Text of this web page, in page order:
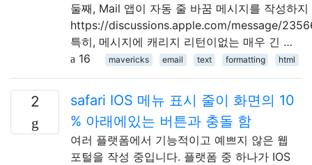
둘째, Mail 앱이 자동 줄 바꿈 메시지를 작성하지
https://discussions.apple.com/message/
특히, 메시지에 캐리지 리턴이없는 매우 긴 …
16
mavericks email text formatting html
2
safari IOS 메뉴 표시 줄이 화면의 10
% 아래에있는 버튼과 충돌 함
여러 플랫폼에서 기능적이고 예쁘지 않은 웹
포털을 작성 중입니다. 플랫폼 중 하나가 IOS